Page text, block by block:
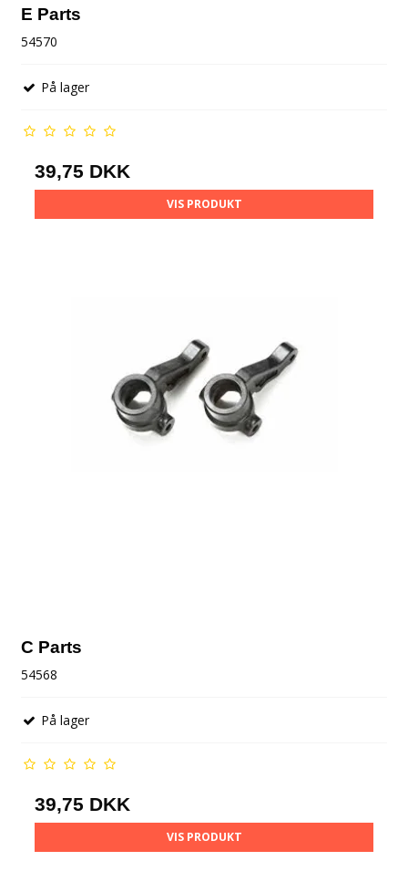
E Parts
54570
På lager
39,75 DKK
VIS PRODUKT
C Parts
54568
På lager
39,75 DKK
VIS PRODUKT